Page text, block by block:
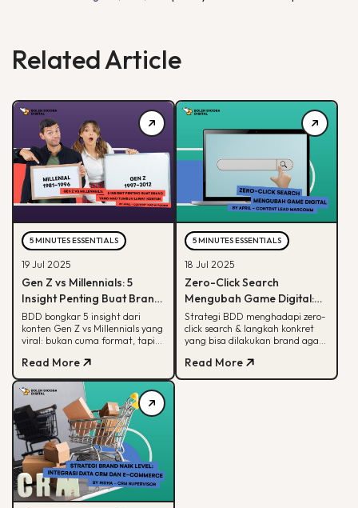
Related Article
5 MINUTES ESSENTIALS
19 Jul 2025
Gen Z vs Millennials: 5
Insight Penting Buat Brand
yang Mau Tumbuh Lewat
Konten
BDD bongkar 5 insight dari
konten Gen Z vs Millennials yang
viral: bukan cuma format, tapi
Read More
5 MINUTES ESSENTIALS
18 Jul 2025
Zero-Click Search
Mengubah Game Digital:
Begini Strategi BDD & Apa
yang Bisa Dilakukan Brand
Strategi BDD menghadapi zero-
click search & langkah konkret
yang bisa dilakukan brand agar
Google
Read More